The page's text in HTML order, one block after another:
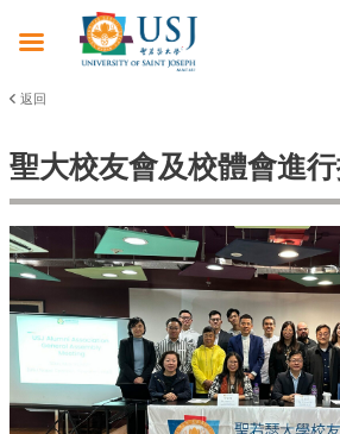
返回
聖大校友會及校體會進